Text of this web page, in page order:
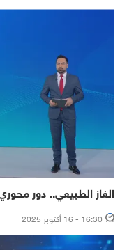
الغاز الطبيعي.. دور
16:30 - 16 أكتوبر 2025